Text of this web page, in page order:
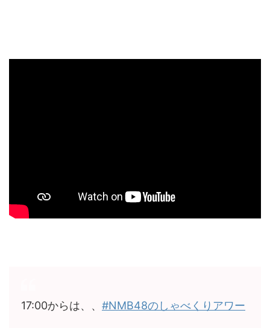
17:00からは、、 #NMB48のしゃべくりアワー